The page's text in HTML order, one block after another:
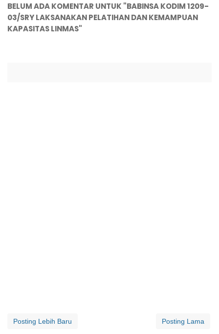
BELUM ADA KOMENTAR UNTUK "BABINSA KODIM 1209-
03/SRY LAKSANAKAN PELATIHAN DAN KEMAMPUAN
KAPASITAS LINMAS"
Posting Lebih Baru Posting Lama